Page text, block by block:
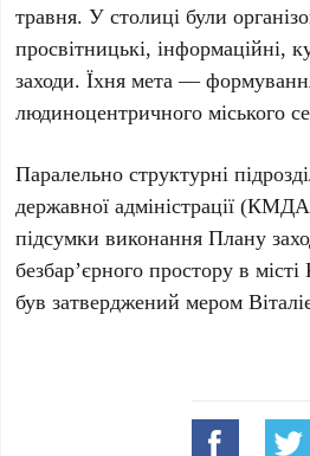
травня. У столиці були
просвітницькі, інформаційні,
заходи. Їхня мета —
людиноцентричного міського
Паралельно структурні
державної адміністрації (КМДА)
підсумки виконанняПлану
безбар’єрного простору в місті
був затверджений мером